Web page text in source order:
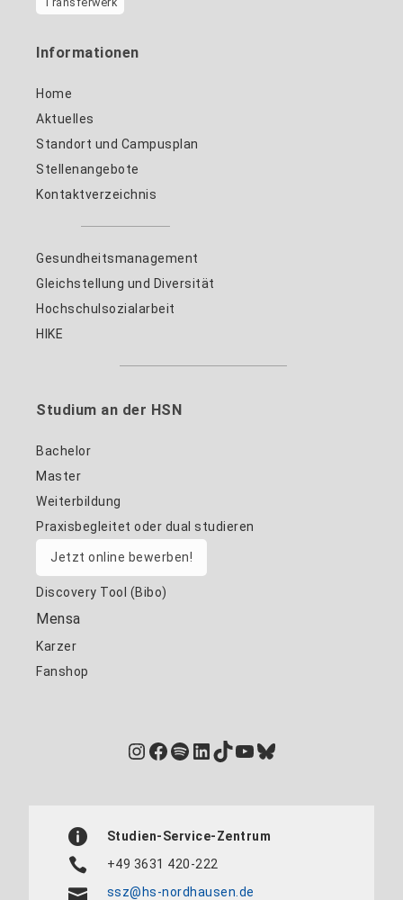
Informationen
Home
Aktuelles
Standort und Campusplan
Stellenangebote
Kontaktverzeichnis
Gesundheitsmanagement
Gleichstellung und Diversität
Hochschulsozialarbeit
HIKE
Studium an der HSN
Bachelor
Master
Weiterbildung
Praxisbegleitet oder dual studieren
Jetzt online bewerben!
Discovery Tool (Bibo)
Mensa
Karzer
Fanshop
Instagram
Facebook
Spotify
LinkedIn
TikTok
YouTube
Bluesky
Studien-Service-Zentrum
+49 3631 420-222
ssz@hs-nordhausen.de